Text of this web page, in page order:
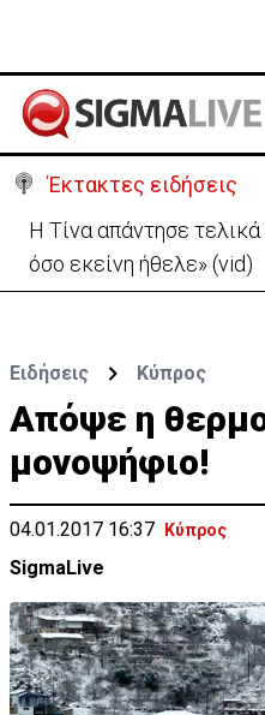
Έκτακτες ειδήσεις
Μαρία
επιλογής»-Η
Ειδήσεις Κύπρος
Απόψε η
μονοψήφιο!
04.01.2017 16:37 Κύπρος
SigmaLive